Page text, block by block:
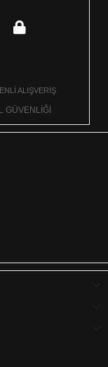
ALIŞVERİŞ
GÜVENLİĞİ